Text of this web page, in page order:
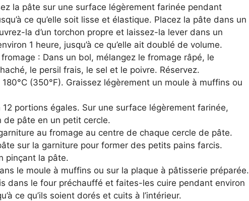
la pâte sur une surface légèrement farinée pendant
ce qu’elle soit lisse et élastique. Placez la pâte dans un
la d’un torchon propre et laissez-la lever dans un
1 heure, jusqu’à ce qu’elle ait doublé de volume.
: Dans un bol, mélangez le fromage râpé, le
le persil frais, le sel et le poivre. Réservez.
(350°F). Graissez légèrement un moule à muffins ou
portions égales. Sur une surface légèrement farinée,
de pâte en un petit cercle.
au fromage au centre de chaque cercle de pâte.
sur la garniture pour former des petits pains farcis.
pinçant la pâte.
le moule à muffins ou sur la plaque à pâtisserie préparée.
dans le four préchauffé et faites-les cuire pendant environ
ce qu’ils soient dorés et cuits à l’intérieur.